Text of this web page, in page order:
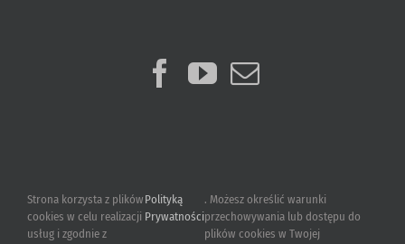
Strona korzysta z plików
cookies w celu realizacji
usług i zgodnie z
Polityką
Prywatności
. Możesz określić warunki
przechowywania lub dostępu do
plików cookies w Twojej